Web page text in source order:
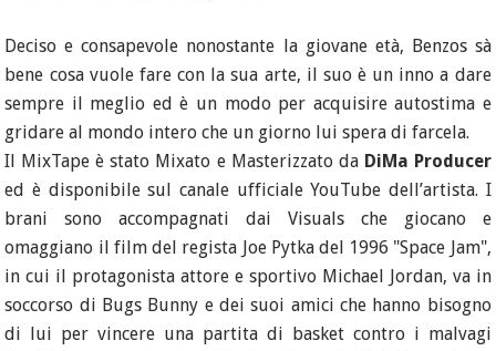
Deciso e consapevole nonostante la giovane età, Benzos sà
bene cosa vuole fare con la sua arte, il suo è un inno a dare
sempre il meglio ed è un modo per acquisire autostima e
gridare al mondo intero che un giorno lui spera di farcela.
Il MixTape è stato Mixato e Masterizzato daDiMa Producer
ed è disponibile sul canale ufficiale YouTube dell’artista. I
brani sono accompagnati dai Visuals che giocano e
omaggiano il film del regista Joe Pytka del 1996 "Space Jam",
in cui il protagonista attore e sportivo Michael Jordan, va in
soccorso di Bugs Bunny e dei suoi amici che hanno bisogno
di lui per vincere una partita di basket contro i malvagi